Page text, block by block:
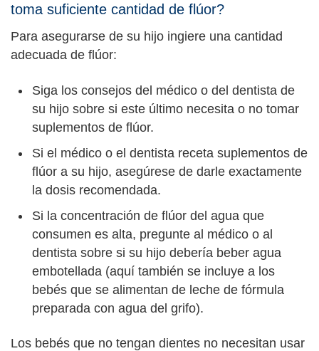
toma suficiente cantidad de flúor?
Para asegurarse de su hijo ingiere una cantidad
adecuada de flúor:
Siga los consejos del médico o del dentista de
su hijo sobre si este último necesita o no tomar
suplementos de flúor.
Si el médico o el dentista receta suplementos de
flúor a su hijo, asegúrese de darle exactamente
la dosis recomendada.
Si la concentración de flúor del agua que
consumen es alta, pregunte al médico o al
dentista sobre si su hijo debería beber agua
embotellada (aquí también se incluye a los
bebés que se alimentan de leche de fórmula
preparada con agua del grifo).
Los bebés que no tengan dientes no necesitan usar